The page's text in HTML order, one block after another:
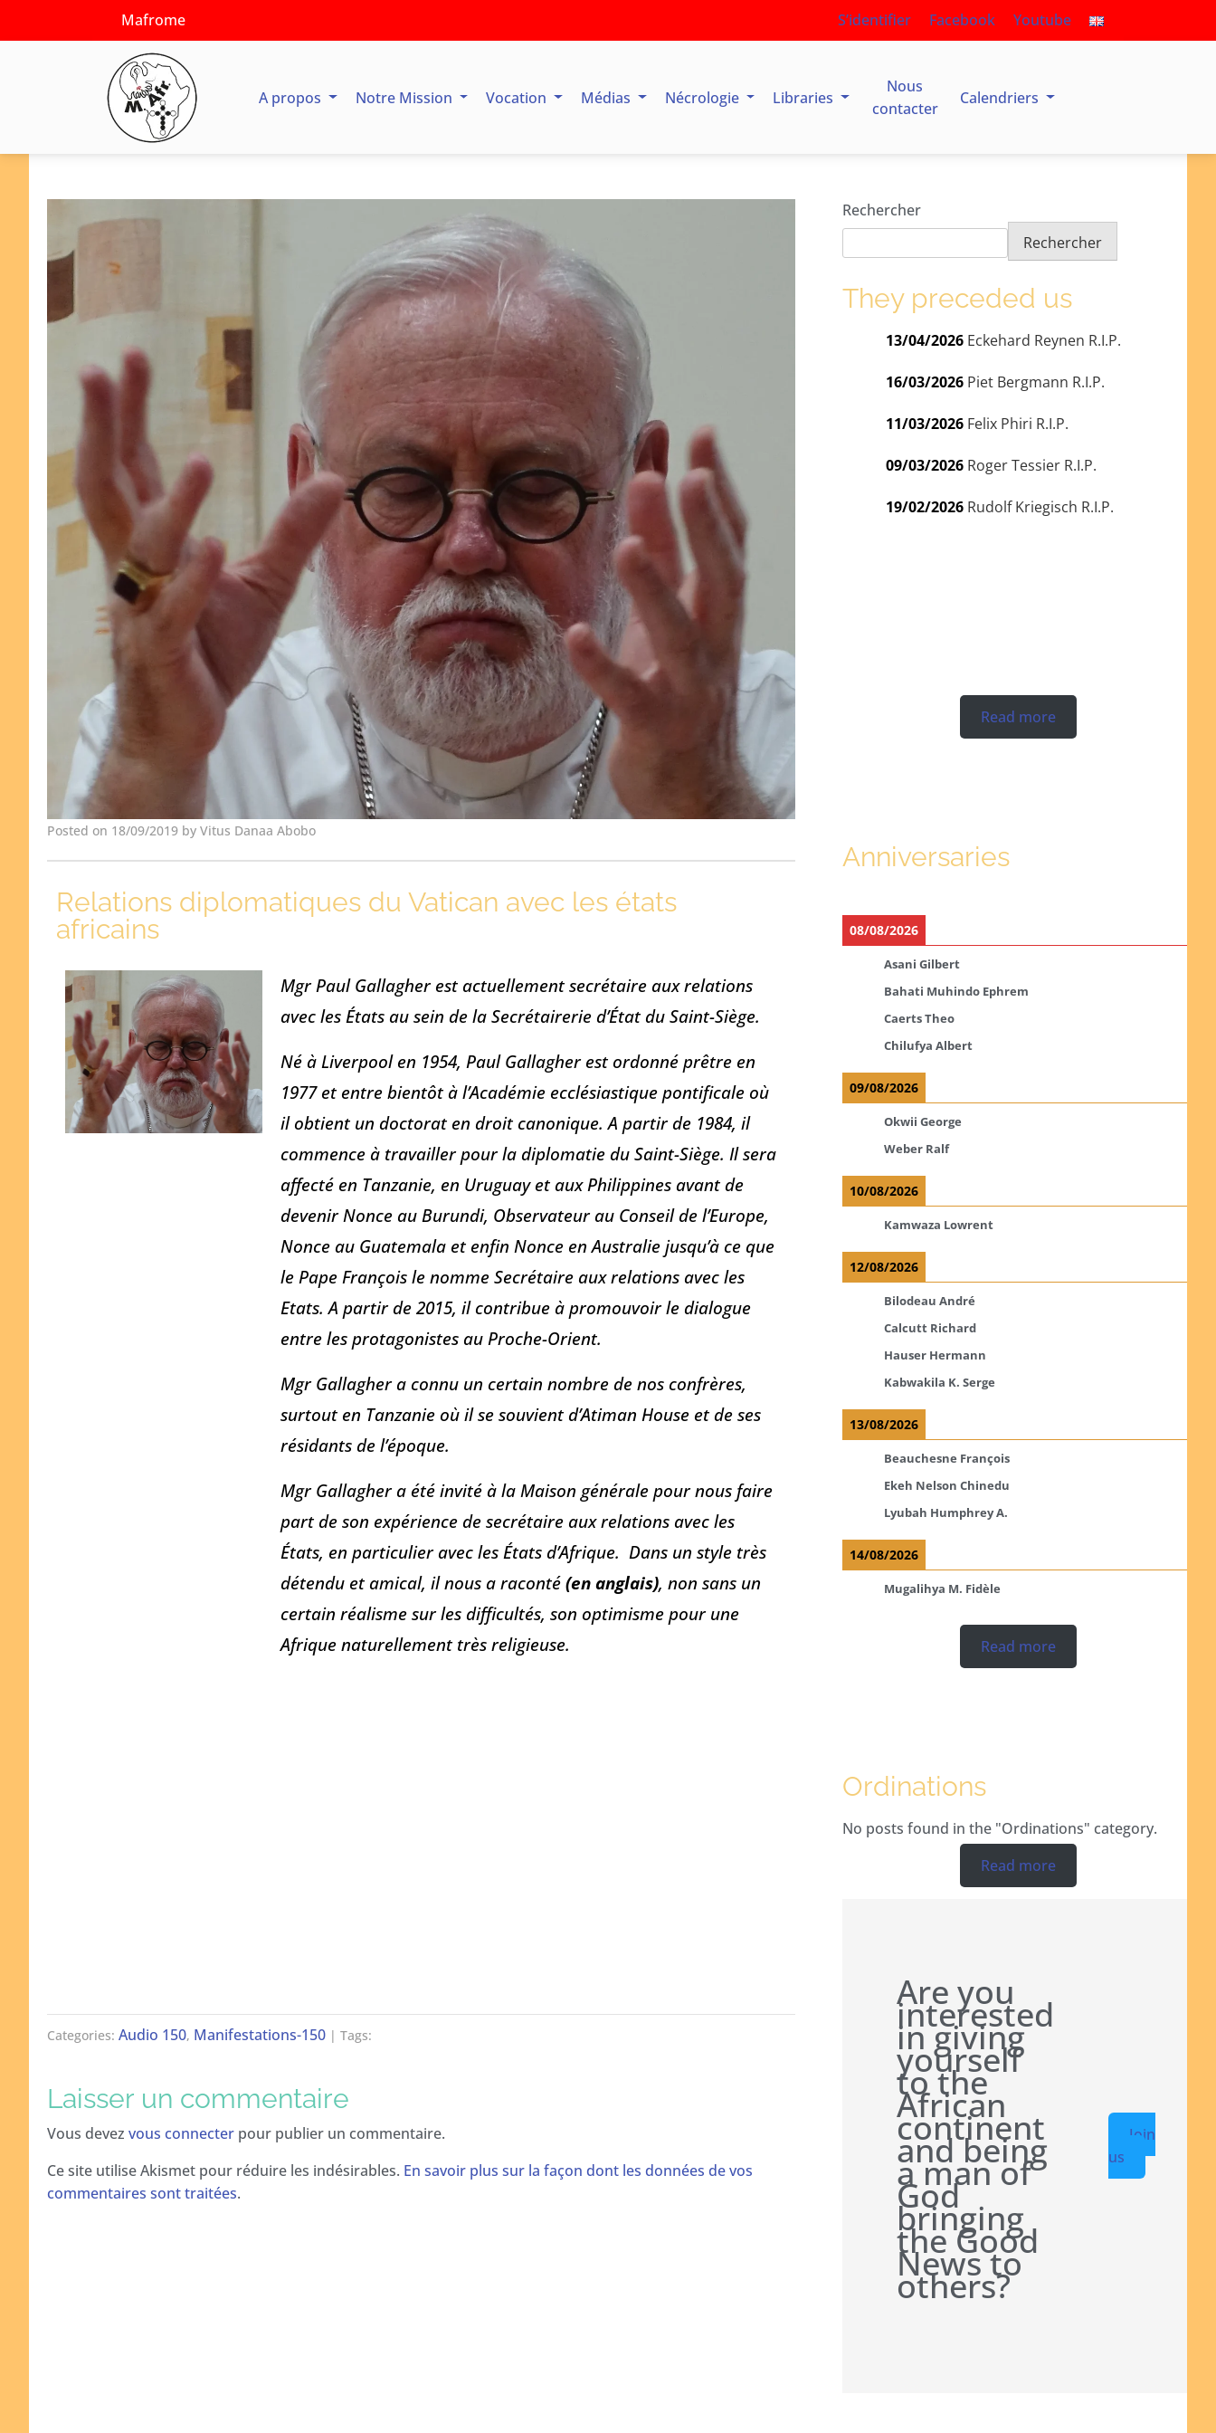
Mafrome S’identifier Facebook Youtube
A propos Notre Mission Vocation Médias Nécrologie Libraries
Nous
contacter
Calendriers
Posted on 18/09/2019 by Vitus Danaa Abobo
Relations diplomatiques du Vatican avec les états
africains
Mgr Paul Gallagher est actuellement secrétaire aux relations
avec les États au sein de la Secrétairerie d’État du Saint-Siège.
Né à Liverpool en 1954, Paul Gallagher est ordonné prêtre en
1977 et entre bientôt à l’Académie ecclésiastique pontificale où
il obtient un doctorat en droit canonique. A partir de 1984, il
commence à travailler pour la diplomatie du Saint-Siège. Il sera
affecté en Tanzanie, en Uruguay et aux Philippines avant de
devenir Nonce au Burundi, Observateur au Conseil de l’Europe,
Nonce au Guatemala et enfin Nonce en Australie jusqu’à ce que
le Pape François le nomme Secrétaire aux relations avec les
Etats. A partir de 2015, il contribue à promouvoir le dialogue
entre les protagonistes au Proche-Orient.
Mgr Gallagher a connu un certain nombre de nos confrères,
surtout en Tanzanie où il se souvient d’Atiman House et de ses
résidants de l’époque.
Mgr Gallagher a été invité à la Maison générale pour nous faire
part de son expérience de secrétaire aux relations avec les
États, en particulier avec les États d’Afrique. Dans un style très
détendu et amical, il nous a raconté(en anglais), non sans un
certain réalisme sur les difficultés, son optimisme pour une
Afrique naturellement très religieuse.
Categories: Audio 150, Manifestations-150 | Tags:
Laisser un commentaire
Vous devez vous connecter pour publier un commentaire.
Ce site utilise Akismet pour réduire les indésirables. En savoir plus sur la façon dont les données de vos
commentaires sont traitées.
Rechercher
Rechercher
They preceded us
13/04/2026 Eckehard Reynen R.I.P.
16/03/2026 Piet Bergmann R.I.P.
11/03/2026 Felix Phiri R.I.P.
09/03/2026 Roger Tessier R.I.P.
19/02/2026 Rudolf Kriegisch R.I.P.
Read more
Anniversaries
08/08/2026
Asani Gilbert
Bahati Muhindo Ephrem
Caerts Theo
Chilufya Albert
09/08/2026
Okwii George
Weber Ralf
10/08/2026
Kamwaza Lowrent
12/08/2026
Bilodeau André
Calcutt Richard
Hauser Hermann
Kabwakila K. Serge
13/08/2026
Beauchesne François
Ekeh Nelson Chinedu
Lyubah Humphrey A.
14/08/2026
Mugalihya M. Fidèle
Read more
Ordinations
No posts found in the "Ordinations" category.
Read more
Are you
interested
in giving
yourself
to the
African
continent
and being
a man of
God
bringing
the Good
News to
others?
Join
us